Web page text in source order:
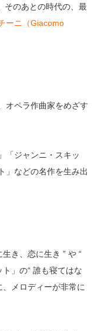
そのあとの時代の、最
ーニ（Giacomo
オペラ作曲家をめざす
「ジャンニ・スキッ
」などの名作を生み出
き、恋に生き ” や “
」の“ 誰も寝てはな
メロディーが非常に